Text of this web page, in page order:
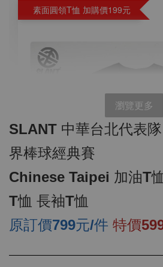
素面圓領T恤 加購價199元
瀏覽更多
SLANT 中華台北代表
界棒球經典賽
Chinese Taipei 加油T
T恤 長袖T恤
原訂價799元/件 特價